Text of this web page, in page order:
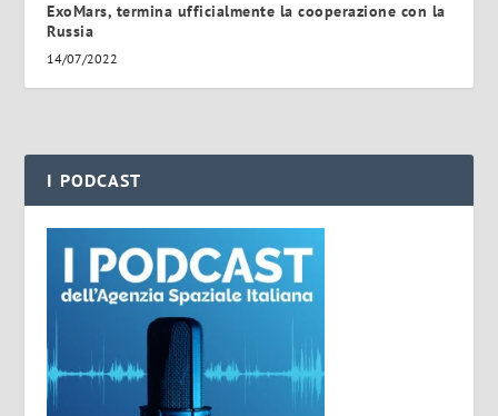
ExoMars, termina ufficialmente la cooperazione con la
Russia
14/07/2022
I PODCAST